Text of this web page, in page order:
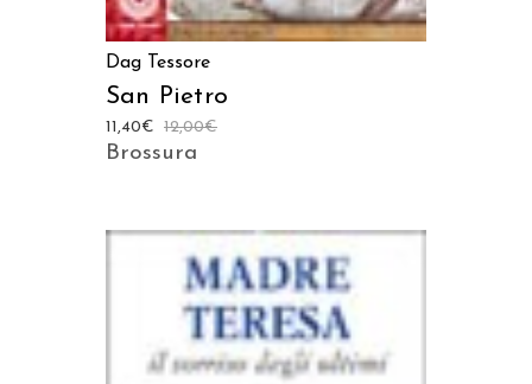
Dag Tessore
San Pietro
12,00€
11,40€
Brossura